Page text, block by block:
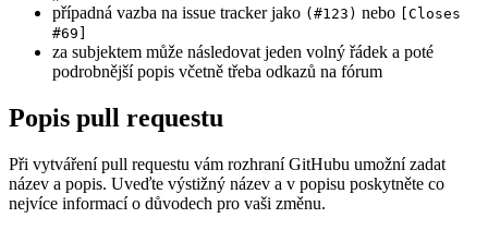
případná vazba na issue tracker jako (#123) nebo
[Closes
#69]
za subjektem může následovat jeden volný řádek a poté
podrobnější popis včetně třeba odkazů na fórum
Popis pull requestu
Při vytváření pull requestu vám rozhraní GitHubu umožní zadat
název a popis. Uveďte výstižný název a v popisu poskytněte co
nejvíce informací o důvodech pro vaši změnu.